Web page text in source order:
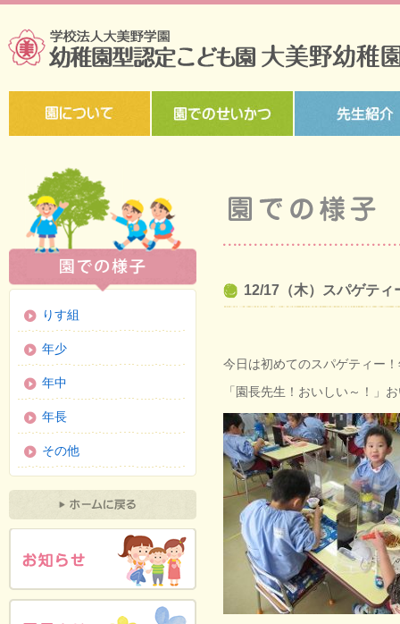
12/17（木）スパゲテ
今日は初めてのスパゲティー
「園長先生！おいしい～！」
りす組
年少
年中
年長
その他